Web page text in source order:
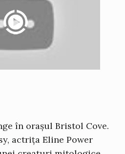
în orașul Bristol Cove.
actrița Eline Power